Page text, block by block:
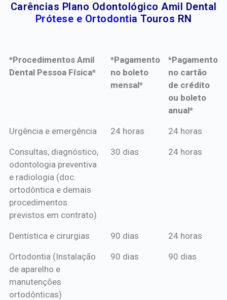
Carências Plano Odontológico Amil Dental
Prótese e Ortodontia Touros RN
*Procedimentos Amil
Dental Pessoa Física*
*Pagamento
no boleto
mensal*
*Pagamento
no cartão
de crédito
ou boleto
anual*
*Procedimentos Amil
*Pagamento
mensal*
*Pagamento
de crédito
Urgência e emergência 24 horas 24 horas
Consultas, diagnóstico,
odontologia preventiva
e radiologia (doc.
ortodôntica e demais
procedimentos
previstos em contrato)
30 dias 24 horas
Dentística e cirurgias 90 dias 24 horas
Ortodontia (Instalação
de aparelho e
manutenções
ortodônticas)
90 dias 90 dias